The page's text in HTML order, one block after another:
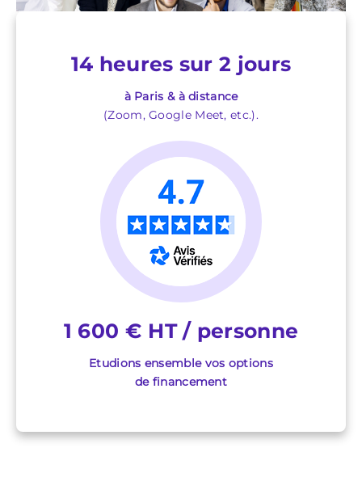
14 heures sur 2 jours
à Paris & à distance
(Zoom, Google Meet, etc.).
1 600 € HT / personne
Etudions ensemble vos options
de financement